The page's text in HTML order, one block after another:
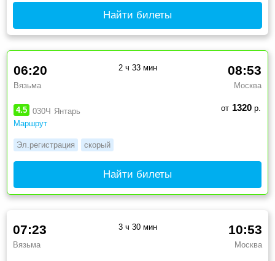
Найти билеты
4.5 030Ч Янтарь
Маршрут
06:20
Вязьма
08:53
Москва
2 ч 33 мин
от 1320р.
Эл.регистрация скорый
Найти билеты
07:23
Вязьма
10:53
Москва
3 ч 30 мин